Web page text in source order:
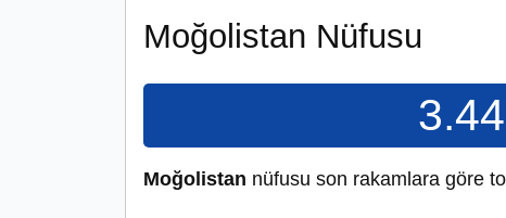
Moğolistan Nüfusu
Moğolistan nüfusu son rakamlara göre